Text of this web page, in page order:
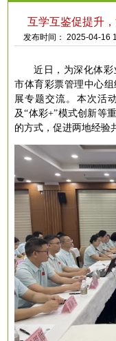
互学互鉴促提升
发布时间： 2025-04-
近日，为深化体
市体育彩票管理中心
展专题交流。本次活
及“体彩+”模式创新等
的方式，促进两地经验